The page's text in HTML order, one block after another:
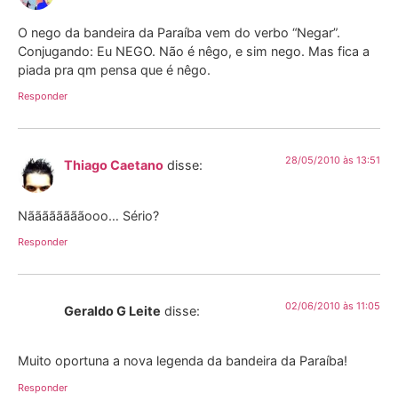
O nego da bandeira da Paraíba vem do verbo “Negar”.
Conjugando: Eu NEGO. Não é nêgo, e sim nego. Mas fica a
piada pra qm pensa que é nêgo.
Responder
Thiago Caetano disse: 28/05/2010 às 13:51
Nããããããããooo… Sério?
Responder
Geraldo G Leite disse: 02/06/2010 às 11:05
Muito oportuna a nova legenda da bandeira da Paraíba!
Responder